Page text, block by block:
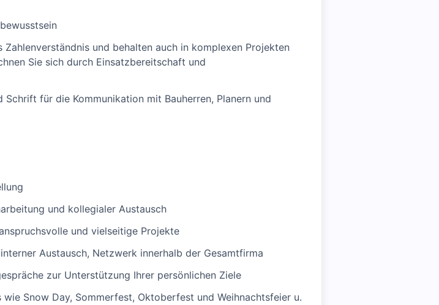
und behalten auch in komplexen Projekten
Sie sich durch Einsatzbereitschaft und
für die Kommunikation mit Bauherren, Planern und
und kollegialer Austausch
und vielseitige Projekte
Austausch, Netzwerk innerhalb der Gesamtfirma
zur Unterstützung Ihrer persönlichen Ziele
wie Snow Day, Sommerfest, Oktoberfest und Weihnachtsfeier u.